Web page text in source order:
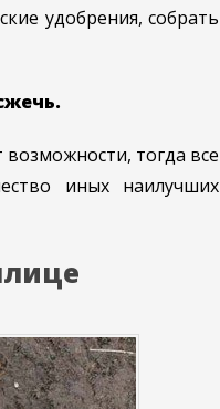
удобрения, собрать
тогда все
иных наилучших